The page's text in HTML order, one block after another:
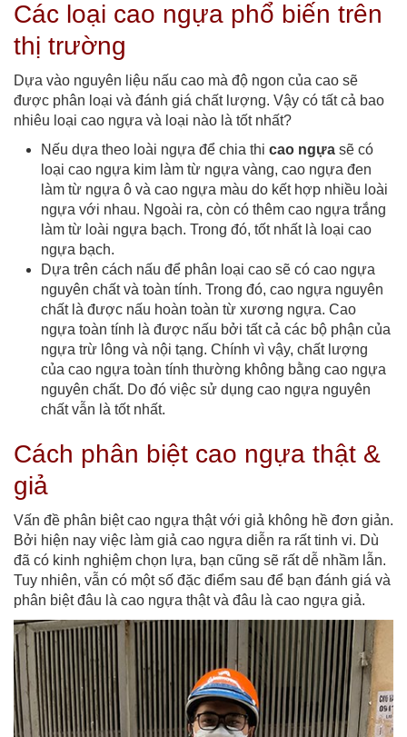
Các loại cao ngựa phổ biến trên
thị trường
Dựa vào nguyên liệu nấu cao mà độ ngon của cao sẽ
được phân loại và đánh giá chất lượng. Vậy có tất cả bao
nhiêu loại cao ngựa và loại nào là tốt nhất?
Nếu dựa theo loài ngựa để chia thi cao ngựa sẽ có
loại cao ngựa kim làm từ ngựa vàng, cao ngựa đen
làm từ ngựa ô và cao ngựa màu do kết hợp nhiều loài
ngựa với nhau. Ngoài ra, còn có thêm cao ngựa trắng
làm từ loài ngựa bạch. Trong đó, tốt nhất là loại cao
ngựa bạch.
Dựa trên cách nấu để phân loại cao sẽ có cao ngựa
nguyên chất và toàn tính. Trong đó, cao ngựa nguyên
chất là được nấu hoàn toàn từ xương ngựa. Cao
ngựa toàn tính là được nấu bởi tất cả các bộ phận của
ngựa trừ lông và nội tạng. Chính vì vậy, chất lượng
của cao ngựa toàn tính thường không bằng cao ngựa
nguyên chất. Do đó việc sử dụng cao ngựa nguyên
chất vẫn là tốt nhất.
Cách phân biệt cao ngựa thật &
giả
Vấn đề phân biệt cao ngựa thật với giả không hề đơn giản.
Bởi hiện nay việc làm giả cao ngựa diễn ra rất tinh vi. Dù
đã có kinh nghiệm chọn lựa, bạn cũng sẽ rất dễ nhầm lẫn.
Tuy nhiên, vẫn có một số đặc điểm sau để bạn đánh giá và
phân biệt đâu là cao ngựa thật và đâu là cao ngựa giả.